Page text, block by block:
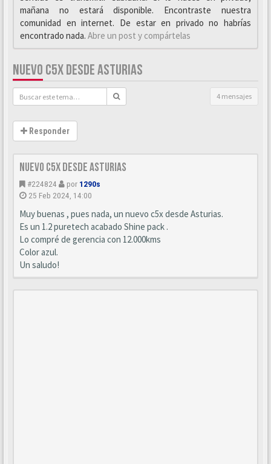
mañana no estará disponible. Encontraste nuestra
comunidad en internet. De estar en privado no habrías
encontrado nada. Abre un post y compártelas
NUEVO C5X DESDE ASTURIAS
4 mensajes
Responder
Nuevo c5x desde Asturias
#224824 por 1290s
25 Feb 2024, 14:00
Muy buenas , pues nada, un nuevo c5x desde Asturias.
Es un 1.2 puretech acabado Shine pack .
Lo compré de gerencia con 12.000kms
Color azul.
Un saludo!